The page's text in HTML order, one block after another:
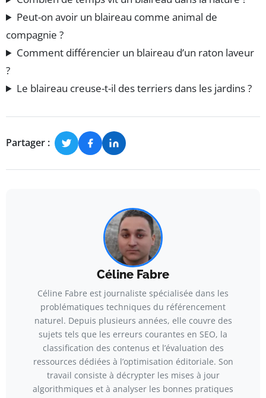
Peut-on avoir un blaireau comme animal de
compagnie ?
Comment différencier un blaireau d’un raton laveur
?
Le blaireau creuse-t-il des terriers dans les jardins ?
Partager :
Céline Fabre
Céline Fabre est journaliste spécialisée dans les
problématiques techniques du référencement
naturel. Depuis plusieurs années, elle couvre des
sujets tels que les erreurs courantes en SEO, la
classification des contenus et l’évaluation des
ressources dédiées à l’optimisation éditoriale. Son
travail consiste à décrypter les mises à jour
algorithmiques et à analyser les bonnes pratiques